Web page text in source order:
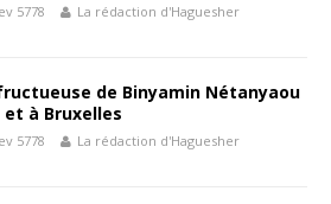
5778 La rédaction d'Haguesher
de Binyamin Nétanyaou
et à Bruxelles
5778 La rédaction d'Haguesher